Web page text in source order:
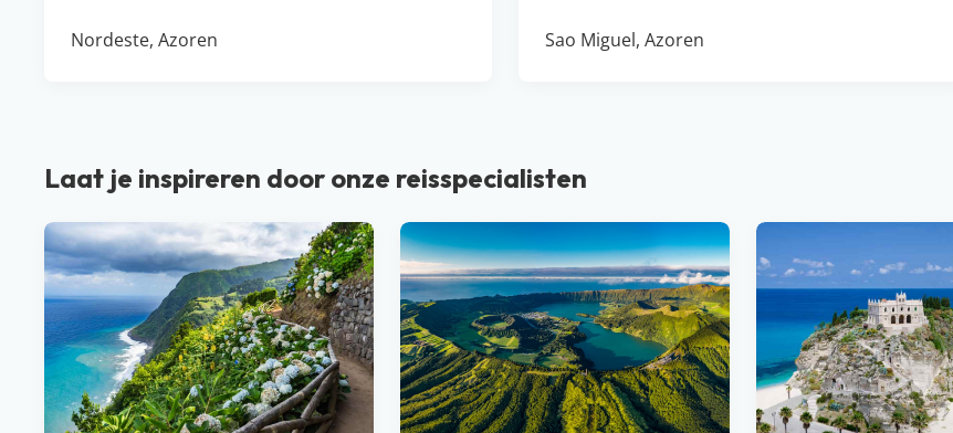
Nordeste, Azoren Sao Miguel, Azoren
Laat je inspireren door onze reisspecialisten